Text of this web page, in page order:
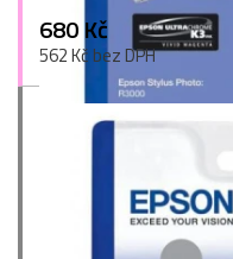
680 Kč
562 Kč bez DPH